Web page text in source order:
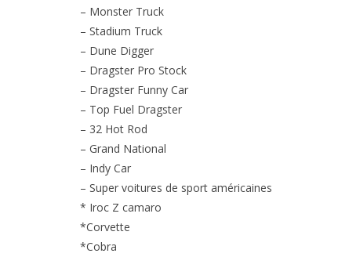
– Monster Truck
– Stadium Truck
– Dune Digger
– Dragster Pro Stock
– Dragster Funny Car
– Top Fuel Dragster
– 32 Hot Rod
– Grand National
– Indy Car
– Super voitures de sport américaines
* Iroc Z camaro
*Corvette
*Cobra